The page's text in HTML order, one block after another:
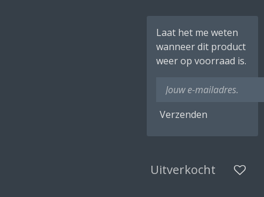
Laat het me weten
wanneer dit product
weer op voorraad is.
Verzenden
Uitverkocht